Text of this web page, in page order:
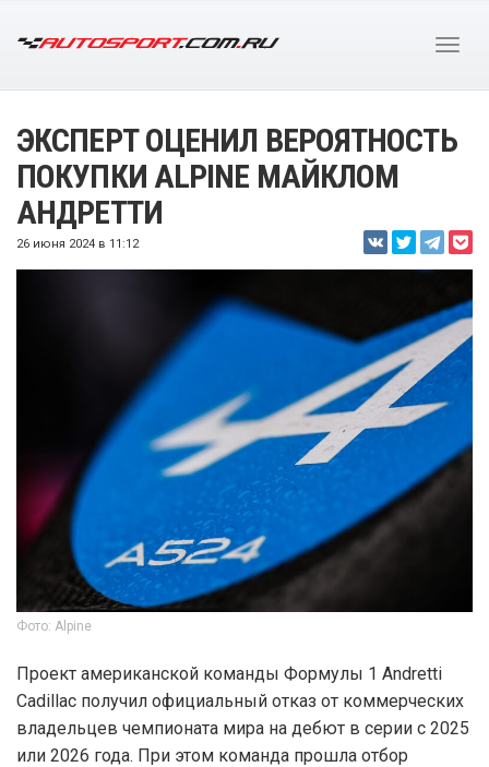
ЭКСПЕРТ ОЦЕНИЛ ВЕРОЯТНОСТЬ
ПОКУПКИ ALPINE МАЙКЛОМ
АНДРЕТТИ
26 июня 2024 в 11:12
Фото: Alpine
Проект американской команды Формулы 1 Andretti
Cadillac получил официальный отказ от коммерческих
владельцев чемпионата мира на дебют в серии с 2025
или 2026 года. При этом команда прошла отбор